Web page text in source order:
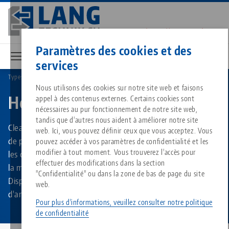
Paramètres des cookies et des
services
Nous utilisons des cookies sur notre site web et faisons
appel à des contenus externes. Certains cookies sont
nécessaires au pur fonctionnement de notre site web,
tandis que d'autres nous aident à améliorer notre site
web. Ici, vous pouvez définir ceux que vous acceptez. Vous
pouvez accéder à vos paramètres de confidentialité et les
modifier à tout moment. Vous trouverez l'accès pour
effectuer des modifications dans la section
"Confidentialité" ou dans la zone de bas de page du site
web.
Pour plus d'informations, veuillez consulter notre politique
de confidentialité
Aller
contenu
principal
Tout d'une seule source
Technologie de serrage à
Technologie de serrage des
À propos de LANG
Philosophie
Innovations
Téléchargements
FAQ
Commande de catalogue
Blog
Actualités
Salons professionnels
Produits assortis
Désolé. Nous n'avons pu trouver aucun résultat.
Vers l'aperçu des produits
Services
Quicklinks
Search
Téléchargements
Downloads
Breadcrumb
Types de produits
Hélice de nettoyage
Clean•Tec - "L'original". Le nettoyage automatique en cours
de processus après l'usinage. Le hélice élimine efficacement
les copeaux et le liquide de refroidissement de la table de
la machine, du dispositif de serrage et de la pièce à usiner.
Disponible en trois tailles différentes et deux diamètres
d'arbre.